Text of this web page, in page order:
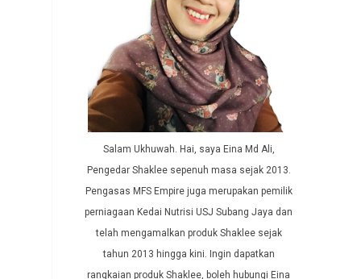
Salam Ukhuwah. Hai, saya Eina Md Ali,
Pengedar Shaklee sepenuh masa sejak 2013.
Pengasas MFS Empire juga merupakan pemilik
perniagaan Kedai Nutrisi USJ Subang Jaya dan
telah mengamalkan produk Shaklee sejak
tahun 2013 hingga kini. Ingin dapatkan
rangkaian produk Shaklee, boleh hubungi Eina